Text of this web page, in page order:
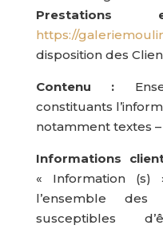
https://
disposition des
Contenu :
constituants
notamment textes –
Informations
« Information (s)
l’ensemble des
susceptibles